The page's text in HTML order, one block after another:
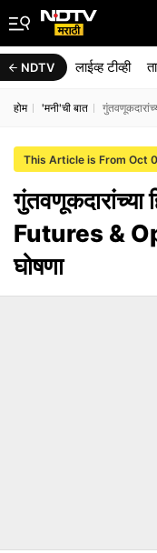
NDTV लाईव्ह टीव्ही
होम 'मनी'ची बात
This Article is From Oct
गुंतवणूकदारांच्या
Futures &
घोषणा